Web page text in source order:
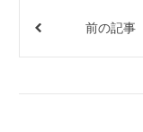
前の記事